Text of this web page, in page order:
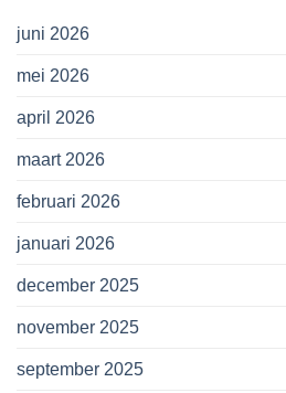
juni 2026
mei 2026
april 2026
maart 2026
februari 2026
januari 2026
december 2025
november 2025
september 2025